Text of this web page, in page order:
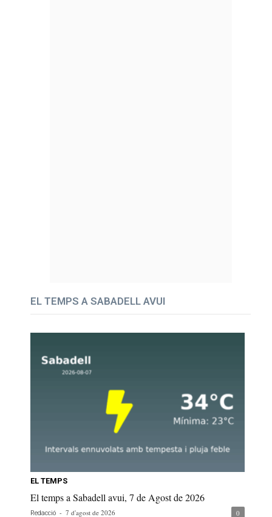
EL TEMPS A SABADELL AVUI
EL TEMPS
El temps a Sabadell avui, 7 de Agost de 2026
Redacció - 7 d'agost de 2026 0